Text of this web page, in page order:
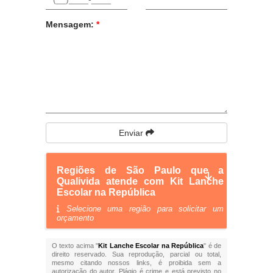
Mensagem: *
Enviar
Regiões de São Paulo que a
Qualivida atende com Kit Lanche
Escolar na República
Selecione uma região para solicitar um
orçamento
O texto acima "Kit Lanche Escolar na República" é de
direito reservado. Sua reprodução, parcial ou total,
mesmo citando nossos links, é proibida sem a
autorização do autor. Plágio é crime e está previsto no